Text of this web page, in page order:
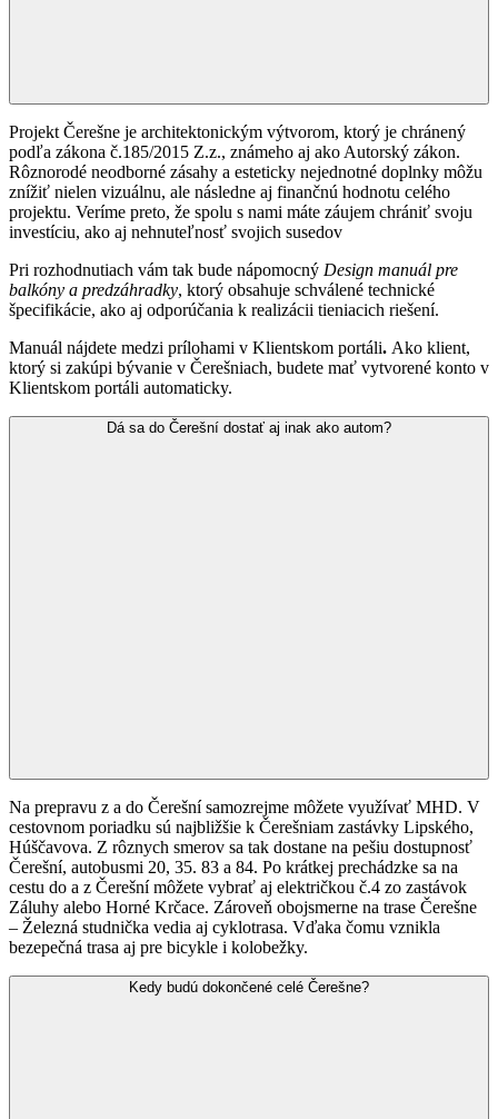
Projekt Čerešne je architektonickým výtvorom, ktorý je chránený
podľa zákona č.185/2015 Z.z., známeho aj ako Autorský zákon.
Rôznorodé neodborné zásahy a esteticky nejednotné doplnky môžu
znížiť nielen vizuálnu, ale následne aj finančnú hodnotu celého
projektu. Veríme preto, že spolu s nami máte záujem chrániť svoju
investíciu, ako aj nehnuteľnosť svojich susedov
Pri rozhodnutiach vám tak bude nápomocný Design manuál pre
balkóny a predzáhradky, ktorý obsahuje schválené technické
špecifikácie, ako aj odporúčania k realizácii tieniacich riešení.
Manuál nájdete medzi prílohami v Klientskom portáli. Ako klient,
ktorý si zakúpi bývanie v Čerešniach, budete mať vytvorené konto v
Klientskom portáli automaticky.
Dá sa do Čerešní dostať aj inak ako autom?
Na prepravu z a do Čerešní samozrejme môžete využívať MHD. V
cestovnom poriadku sú najbližšie k Čerešniam zastávky Lipského,
Húščavova. Z rôznych smerov sa tak dostane na pešiu dostupnosť
Čerešní, autobusmi 20, 35. 83 a 84. Po krátkej prechádzke sa na
cestu do a z Čerešní môžete vybrať aj električkou č.4 zo zastávok
Záluhy alebo Horné Krčace. Zároveň obojsmerne na trase Čerešne
– Železná studnička vedia aj cyklotrasa. Vďaka čomu vznikla
bezepečná trasa aj pre bicykle i kolobežky.
Kedy budú dokončené celé Čerešne?